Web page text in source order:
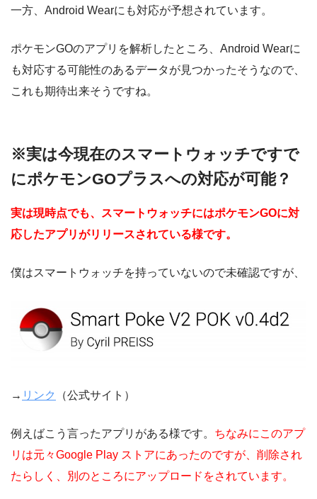
一方、Android Wearにも対応が予想されています。
ポケモンGOのアプリを解析したところ、Android Wearに
も対応する可能性のあるデータが見つかったそうなので、
これも期待出来そうですね。
※実は今現在のスマートウォッチですで
にポケモンGOプラスへの対応が可能？
実は現時点でも、スマートウォッチにはポケモンGOに対
応したアプリがリリースされている様です。
僕はスマートウォッチを持っていないので未確認ですが、
→ リンク （公式サイト）
例えばこう言ったアプリがある様です。 ちなみにこのアプ
リは元々Google Play ストアにあったのですが、削除され
たらしく、別のところにアップロードをされています。